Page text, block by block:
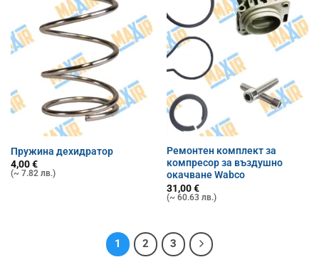
Пружина дехидратор
4,00€
(~ 7.82 лв.)
Ремонтен комплект за
компресор за въздушно
окачване Wabco
31,00€
(~ 60.63 лв.)
1 2 3